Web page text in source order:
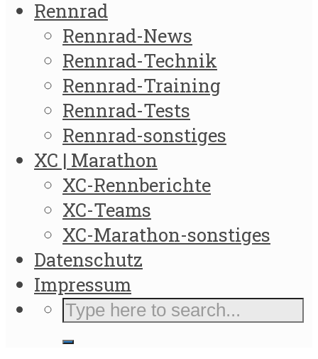
Rennrad
Rennrad-News
Rennrad-Technik
Rennrad-Training
Rennrad-Tests
Rennrad-sonstiges
XC | Marathon
XC-Rennberichte
XC-Teams
XC-Marathon-sonstiges
Datenschutz
Impressum